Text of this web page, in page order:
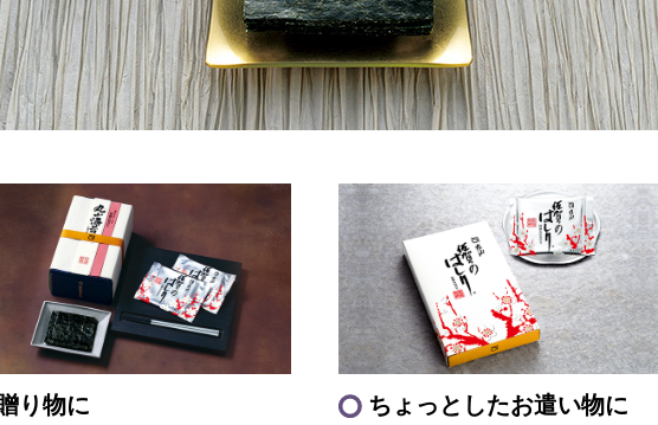
り物に ちょっとしたお遣い物に